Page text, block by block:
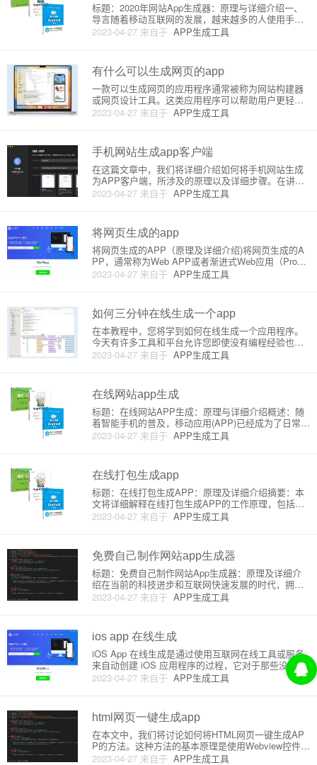
2023-04-27 来自于 APP生成工具
标题：2020年网站App生成器：原理与详细介绍一、
导言随着移动互联网的发展，越来越多的人使用手机
浏览网站，网站APP生成器服务逐渐受到人们的关
注。作为一名网站博主，了解网站APP生成器不仅可
关注网站的读者提高
有什么可以生成网页的app
2023-04-27 来自于 APP生成工具
一款可以生成网页的应用程序通常被称为网站构建器
或网页设计工具。这类应用程序可以帮助用户更轻松
地创建网页，无需编写代码。以下是一些流行的网页
生成应用程序并简要介绍其特点及原理：1. Wix（http
手机网站生成app客户端
2023-04-27 来自于 APP生成工具
在这篇文章中，我们将详细介绍如何将手机网站生成
为APP客户端，所涉及的原理以及详细步骤。在讲述
之前，请确保您已经有一个适配移动端的网站，这是
生成APP客户端的前提。首先，先来了解一下生成AP
基础之上的。
将网页生成的app
2023-04-27 来自于 APP生成工具
将网页生成的APP（原理及详细介绍)将网页生成的A
PP，通常称为Web APP或者渐进式Web应用（Progre
ssive Web App，简称PWA），具有原生APP的用户
体验及功能，但却不需要通过应用商店安装。它基于
如何三分钟在线生成一个app
2023-04-27 来自于 APP生成工具
在本教程中，您将学到如何在线生成一个应用程序。
今天有许多工具和平台允许您即使没有编程经验也可
快速创建应用程序。这些平台采用了拖放的方法，让
您轻松地设计各种功能和页面。我们将重点介绍一个
应用的原理是利用一
在线网站app生成
2023-04-27 来自于 APP生成工具
标题：在线网站APP生成：原理与详细介绍概述：随
着智能手机的普及，移动应用(APP)已经成为了日常生
活的一部分。业务及企业也在寻求将自己的网站转换
为APP以便更好地接触用户。在这篇文章中，我们将
在线网站AP
在线打包生成app
2023-04-27 来自于 APP生成工具
标题：在线打包生成APP：原理及详细介绍摘要：本
文将详细解释在线打包生成APP的工作原理，包括常
见的在线打包平台和相关概念。同时，我们还将带领
您完成一个简单的在线APP打包实例，让您快速了解
2. 在线打包
免费自己制作网站app生成器
2023-04-27 来自于 APP生成工具
标题：免费自己制作网站App生成器：原理及详细介
绍在当前的科技进步和互联网快速发展的时代，拥有
自己的网站App变得越来越重要。一个网站App不仅可
以为您的网站提供便捷的移动访问，还能提高用户互
pp生成器的原理
ios app 在线生成
2023-04-27 来自于 APP生成工具
iOS App 在线生成是通过使用互联网在线工具或服务
来自动创建 iOS 应用程序的过程，它对于那些没有深
入了解 iOS 编程技术或没有足够时间从头开发应用程
序的人非常有用。通过这种方式，用户可以基于自己
码。以
html网页一键生成app
2023-04-27 来自于 APP生成工具
在本文中，我们将讨论如何将HTML网页一键生成AP
P的方法。这种方法的基本原理是使用Webview控件将
现有的HTML、CSS和JavaScript代码封装到一个原生